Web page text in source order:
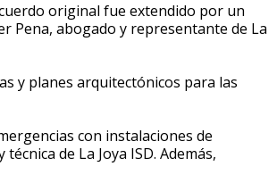
original fue extendido por un
Pena, abogado y representante de La
y planes arquitectónicos para las
con instalaciones de
de La Joya ISD. Además,